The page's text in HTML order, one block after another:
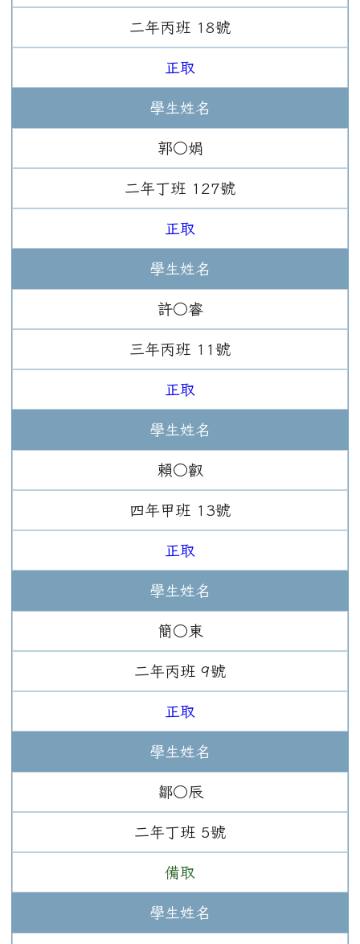
二年丙班 18號
正取
學生姓名
郭○娟
二年丁班 127號
正取
學生姓名
許○睿
三年丙班 11 號
正取
學生姓名
賴○叡
四年 甲班 13號
正取
學生姓名
簡○東
二年丙班 9號
正取
學生姓名
鄒○辰
二年丁班 5號
備取
學生姓名